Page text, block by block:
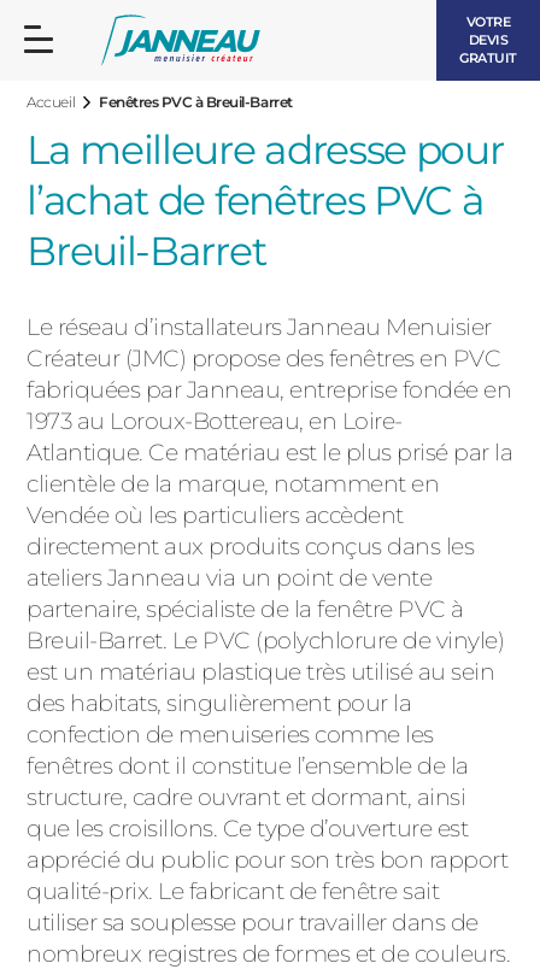
VOTRE
DEVIS
GRATUIT
Accueil Fenêtres PVC à Breuil-Barret
La meilleure adresse pour
l’achat de fenêtres PVC à
Breuil-Barret
Le réseau d’installateurs Janneau Menuisier
Créateur (JMC) propose des fenêtres en PVC
fabriquées par Janneau, entreprise fondée en
1973 au Loroux-Bottereau, en Loire-
Atlantique. Ce matériau est le plus prisé par la
clientèle de la marque, notamment en
Vendée où les particuliers accèdent
directement aux produits conçus dans les
ateliers Janneau via un point de vente
partenaire, spécialiste de la fenêtre PVC à
Breuil-Barret. Le PVC (polychlorure de vinyle)
est un matériau plastique très utilisé au sein
des habitats, singulièrement pour la
confection de menuiseries comme les
fenêtres dont il constitue l’ensemble de la
structure, cadre ouvrant et dormant, ainsi
que les croisillons. Ce type d’ouverture est
apprécié du public pour son très bon rapport
qualité-prix. Le fabricant de fenêtre sait
utiliser sa souplesse pour travailler dans de
nombreux registres de formes et de couleurs.
FENÊTRES ET PORTES-FENÊTRES
BOIS
PVC
BAIES VITRÉES
PORTES D’ENTRÉELES INTEMPORELLES
LES LUMINEUSES
VOLETS ROULANTS
PERGOLAS
PORTAILS ET PORTILLONS
CARPORTS
CLÔTURES